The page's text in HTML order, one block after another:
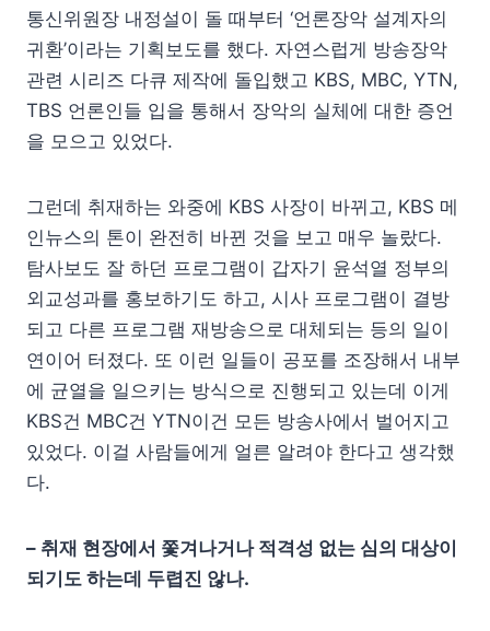
통신위원장 내정설이 돌 때부터 ‘언론장악 설계자의
귀환’이라는 기획보도를 했다. 자연스럽게 방송장악
관련 시리즈 다큐 제작에 돌입했고 KBS, MBC, YTN,
TBS 언론인들 입을 통해서 장악의 실체에 대한 증언
을 모으고 있었다.
그런데 취재하는 와중에 KBS 사장이 바뀌고, KBS 메
인뉴스의 톤이 완전히 바뀐 것을 보고 매우 놀랐다.
탐사보도 잘 하던 프로그램이 갑자기 윤석열 정부의
외교성과를 홍보하기도 하고, 시사 프로그램이 결방
되고 다른 프로그램 재방송으로 대체되는 등의 일이
연이어 터졌다. 또 이런 일들이 공포를 조장해서 내부
에 균열을 일으키는 방식으로 진행되고 있는데 이게
KBS건 MBC건 YTN이건 모든 방송사에서 벌어지고
있었다. 이걸 사람들에게 얼른 알려야 한다고 생각했
다.
– 취재 현장에서 쫓겨나거나 적격성 없는 심의 대상이
되기도 하는데 두렵진 않나.